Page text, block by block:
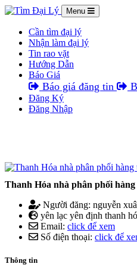
Menu
Cần tìm đại lý
Nhận làm đại lý
Tin rao vặt
Hướng Dẫn
Báo Giá
Báo giá đăng tin
Đăng Ký
Đăng Nhập
Thanh Hóa nhà phân phối
Người đăng: nguyễn
yên lạc yên định thanh
Email: click để xem
Số điện thoại: click để
Thông tin